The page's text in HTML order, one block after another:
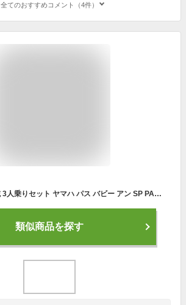
全てのおすすめコメント（4件）
送料無料 ※一部地域 3人乗りセット ヤマハ パス バビー アン SP PAS PA20BSPR 2023年モデル ヤマハ 子ども乗せ 20インチ 15.4Ah yamaha pas Babby un SP バビー 子ども乗せ電動自転車 電動自転車 電動アシスト 前後 子供乗せ 防犯登録無料
類似商品を探す